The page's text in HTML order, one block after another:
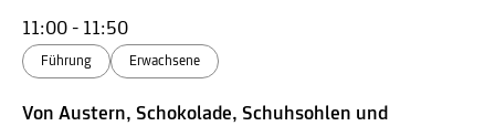
11:00 - 11:50
Führung Erwachsene
Von Austern, Schokolade, Schuhsohlen und